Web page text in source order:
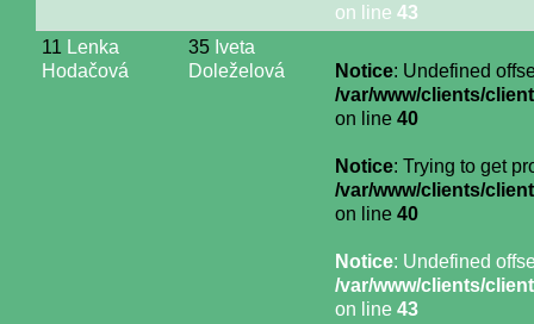
on line 43
11 Lenka
Hodačová
35 Iveta
Doleželová
Notice: Undefined
/var/www/clients/
on line 40
Notice: Trying to get
/var/www/clients/
on line 40
Notice: Undefined
/var/www/clients/
on line 43